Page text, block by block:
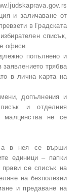
и заличаване от
в Градската
списък,
офиси.
попълнено и
трябва
в лична карта на
допълнения и
и отделния
малцинства не се
а в нея се върши
единици – папки
прави се списък на
на безполезни
и предаване на